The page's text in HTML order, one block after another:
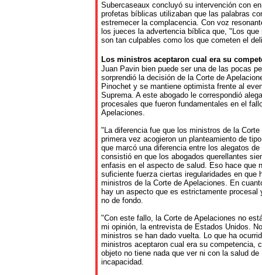
Subercaseaux concluyó su intervención con
profetas bíblicas utilizaban que las palabras
estremecer la complacencia. Con voz
los jueces la advertencia bíblica que, "Los
son tan culpables como los que cometen el
Los ministros aceptaron cual era su
Juan Pavin bien puede ser una de las pocas
sorprendió la decisión de la Corte de
Pinochet y se mantiene optimista frente al
Suprema. A este abogado le correspondió
procesales que fueron fundamentales en el
Apelaciones.
"La diferencia fue que los ministros de la Corte
primera vez acogieron un planteamiento de
que marcó una diferencia entre los alegatos
consistió en que los abogados querellantes
enfasis en el aspecto de salud. Eso hace que
suficiente fuerza ciertas iregularidades en que
ministros de la Corte de Apelaciones. En
hay un aspecto que es estrictamente
no de fondo.
"Con este fallo, la Corte de Apelaciones no
mi opinión, la entrevista de Estados Unidos.
ministros se han dado vuelta. Lo que ha
ministros aceptaron cual era su competencia,
objeto no tiene nada que ver ni con la salud
incapacidad.